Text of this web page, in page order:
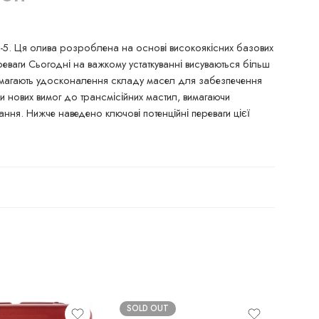
Ця олива розроблена на основі високоякісних базових
Сьогодні на важкому устаткуванні висуваються більш
удосконалення складу масел для забезпечення
нових вимог до трансмісійних мастил, вимагаючи
Нижче наведено ключові потенційні переваги цієї
SOLD OUT